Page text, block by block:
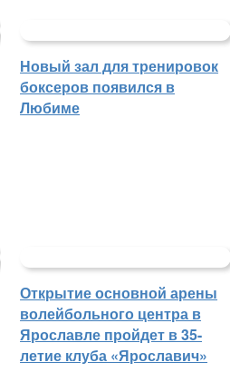
Новый зал для тренировок
боксеров появился в
Любиме
Открытие основной арены
волейбольного центра в
Ярославле пройдет в 35-
летие клуба «Ярославич»